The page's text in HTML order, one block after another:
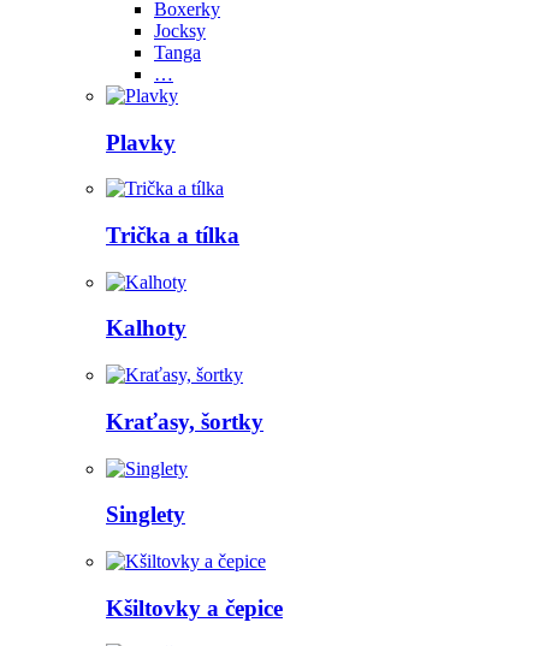
Boxerky
Jocksy
Tanga
…
Plavky
Trička a tílka
Kalhoty
Kraťasy, šortky
Singlety
Kšiltovky a čepice